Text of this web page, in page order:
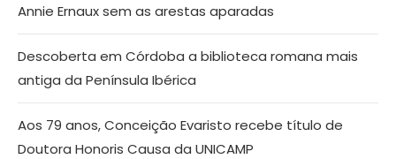
Annie Ernaux sem as arestas aparadas
Descoberta em Córdoba a biblioteca romana mais
antiga da Península Ibérica
Aos 79 anos, Conceição Evaristo recebe título de
Doutora Honoris Causa da UNICAMP